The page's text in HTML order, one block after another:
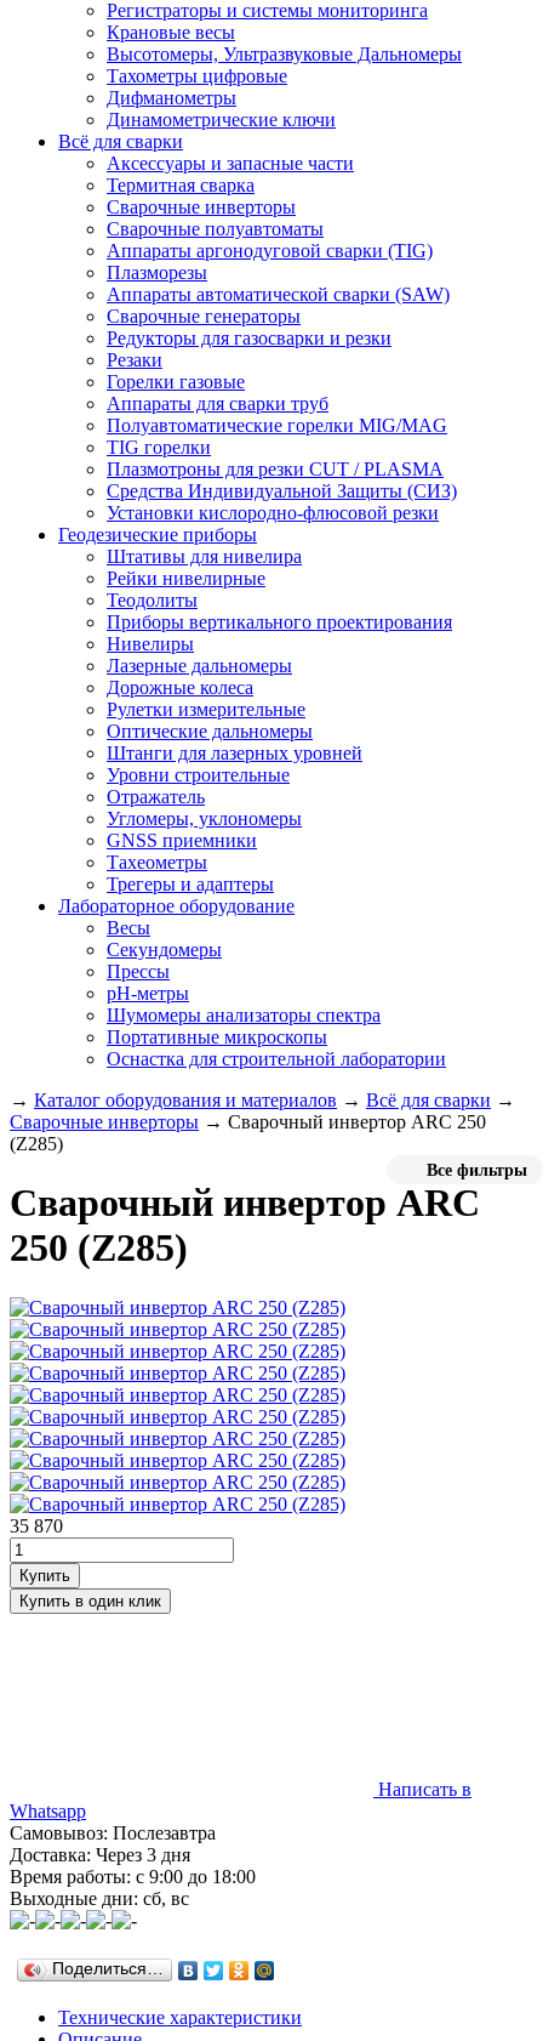
Регистраторы и системы мониторинга
Крановые весы
Высотомеры, Ультразвуковые Дальномеры
Тахометры цифровые
Дифманометры
Динамометрические ключи
Всё для сварки
Аксессуары и запасные части
Термитная сварка
Сварочные инверторы
Сварочные полуавтоматы
Аппараты аргонодуговой сварки (TIG)
Плазморезы
Аппараты автоматической сварки (SAW)
Сварочные генераторы
Редукторы для газосварки и резки
Резаки
Горелки газовые
Аппараты для сварки труб
Полуавтоматические горелки MIG/MAG
TIG горелки
Плазмотроны для резки CUT / PLASMA
Средства Индивидуальной Защиты (СИЗ)
Установки кислородно-флюсовой резки
Геодезические приборы
Штативы для нивелира
Рейки нивелирные
Теодолиты
Приборы вертикального проектирования
Нивелиры
Лазерные дальномеры
Дорожные колеса
Рулетки измерительные
Оптические дальномеры
Штанги для лазерных уровней
Уровни строительные
Отражатель
Угломеры, уклономеры
GNSS приемники
Тахеометры
Трегеры и адаптеры
Лабораторное оборудование
Весы
Секундомеры
Прессы
pH-метры
Шумомеры анализаторы спектра
Портативные микроскопы
Оснастка для строительной лаборатории
→ Каталог оборудования и материалов → Всё для сварки →
Сварочные инверторы → Сварочный инвертор ARC 250
(Z285)
Все фильтры
Сварочный инвертор ARC
250 (Z285)
35 870
Написать в
Whatsapp
Самовывоз: Послезавтра
Доставка: Через 3 дня
Время работы: с 9:00 до 18:00
Выходные дни: сб, вс
Поделиться…
Технические характеристики